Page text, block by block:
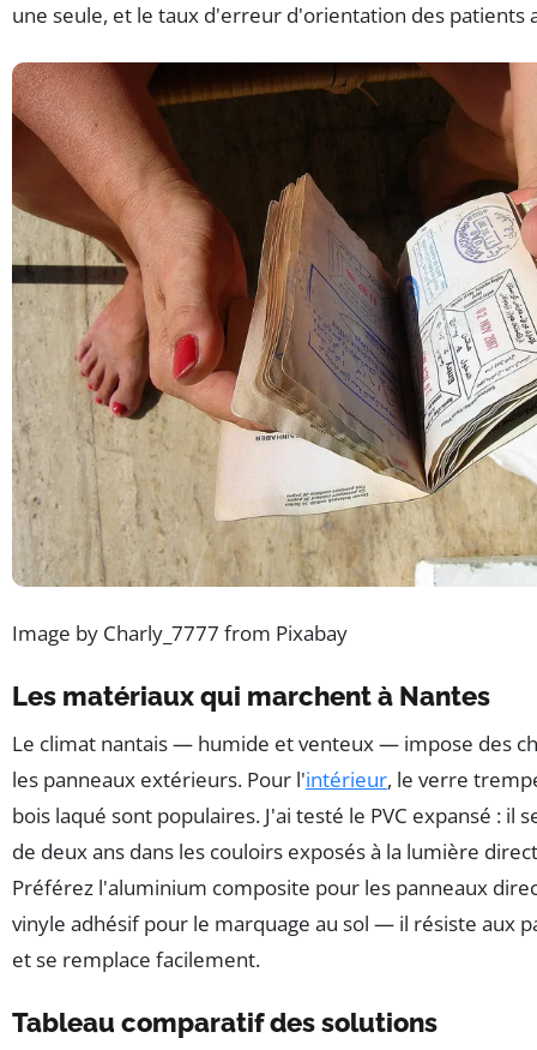
une seule, et le taux d'erreur d'orientation des patients
Image by Charly_7777 from Pixabay
Les matériaux qui marchent à Nantes
Le climat nantais — humide et venteux — impose des
les panneaux extérieurs. Pour l'intérieur, le verre
bois laqué sont populaires. J'ai testé le PVC expansé : il
de deux ans dans les couloirs exposés à la lumière
Préférez l'aluminium composite pour les panneaux
vinyle adhésif pour le marquage au sol — il résiste aux
et se remplace facilement.
Tableau comparatif des solutions